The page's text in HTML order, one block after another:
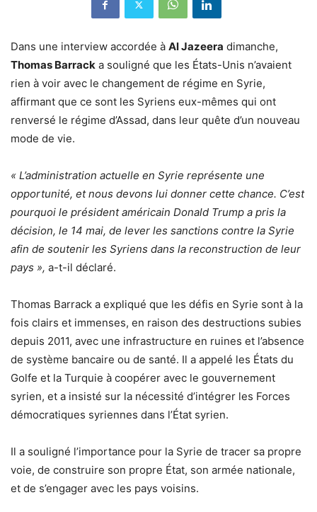
Dans une interview accordée à Al Jazeera dimanche,
Thomas Barrack a souligné que les États-Unis n’avaient
rien à voir avec le changement de régime en Syrie,
affirmant que ce sont les Syriens eux-mêmes qui ont
renversé le régime d’Assad, dans leur quête d’un nouveau
mode de vie.
« L’administration actuelle en Syrie représente une
opportunité, et nous devons lui donner cette chance. C’est
pourquoi le président américain Donald Trump a pris la
décision, le 14 mai, de lever les sanctions contre la Syrie
afin de soutenir les Syriens dans la reconstruction de leur
pays », a-t-il déclaré.
Thomas Barrack a expliqué que les défis en Syrie sont à la
fois clairs et immenses, en raison des destructions subies
depuis 2011, avec une infrastructure en ruines et l’absence
de système bancaire ou de santé. Il a appelé les États du
Golfe et la Turquie à coopérer avec le gouvernement
syrien, et a insisté sur la nécessité d’intégrer les Forces
démocratiques syriennes dans l’État syrien.
Il a souligné l’importance pour la Syrie de tracer sa propre
voie, de construire son propre État, son armée nationale,
et de s’engager avec les pays voisins.